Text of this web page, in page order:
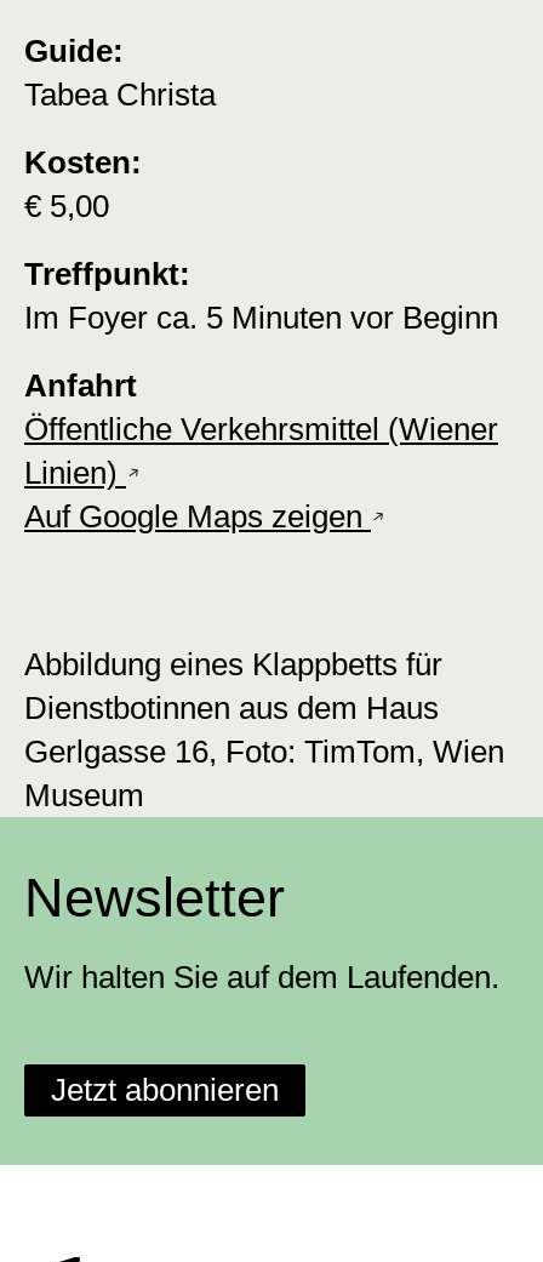
Guide:
Tabea Christa
Kosten:
€ 5,00
Treffpunkt:
Im Foyer ca. 5 Minuten vor Beginn
Anfahrt
Öffentliche Verkehrsmittel (Wiener
Linien)
Auf Google Maps zeigen
Abbildung eines Klappbetts für
Dienstbotinnen aus dem Haus
Gerlgasse 16, Foto: TimTom, Wien
Museum
Newsletter
Wir halten Sie auf dem Laufenden.
Jetzt abonnieren